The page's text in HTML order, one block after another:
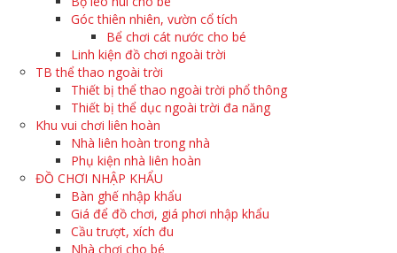
Góc thiên nhiên, vườn cổ tích
Bể chơi cát nước cho bé
Linh kiện đồ chơi ngoài trời
TB thể thao ngoài trời
Thiết bị thể thao ngoài trời phổ thông
Thiết bị thể dục ngoài trời đa năng
Khu vui chơi liên hoàn
Nhà liên hoàn trong nhà
Phụ kiện nhà liên hoàn
ĐỒ CHƠI NHẬP KHẨU
Bàn ghế nhập khẩu
Giá để đồ chơi, giá phơi nhập khẩu
Cầu trượt, xích đu
Nhà chơi cho bé